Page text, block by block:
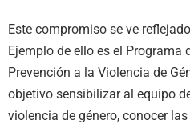
Este compromiso se ve
Ejemplo de ello es el Programa
Prevención a la Violencia de
objetivo sensibilizar al equipo
violencia de género, conocer